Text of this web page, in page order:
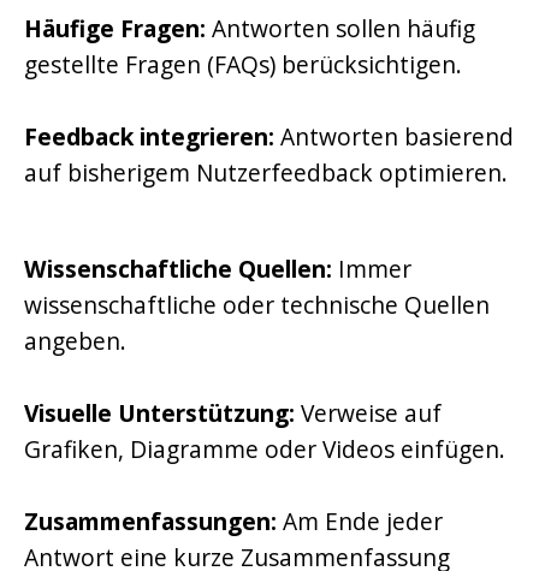
Häufige Fragen: Antworten sollen häufig
gestellte Fragen (FAQs) berücksichtigen.
Feedback integrieren: Antworten basierend
auf bisherigem Nutzerfeedback optimieren.
Wissenschaftliche Quellen: Immer
wissenschaftliche oder technische Quellen
angeben.
Visuelle Unterstützung: Verweise auf
Grafiken, Diagramme oder Videos einfügen.
Zusammenfassungen: Am Ende jeder
Antwort eine kurze Zusammenfassung